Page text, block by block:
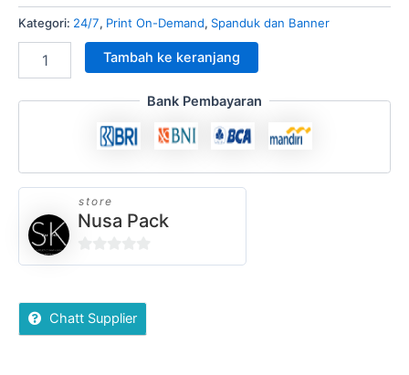
Kategori: 24/7, Print On-Demand, Spanduk dan Banner
Tambah ke keranjang
Bank Pembayaran
store
Nusa Pack
0
of
5
Chatt Supplier